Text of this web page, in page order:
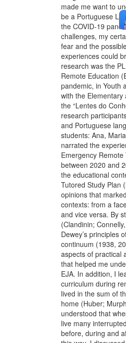
made me want to
be a Portuguese
the COVID-19
challenges, my
fear and the
experiences could
research was the
Remote Education
pandemic, in Youth
with the Elementary
the “Lentes do
research
and Portuguese
students: Ana,
narrated the
Emergency
between 2020 and
the educational
Tutored Study Plan
opinions that
contexts: from a
and vice versa. By
(Clandinin;
Dewey’s principles
continuum (1938,
aspects of practical
that helped me
EJA. In addition, I
curriculum during
lived in the sum of
home (Huber;
understood that
live many
before, during and